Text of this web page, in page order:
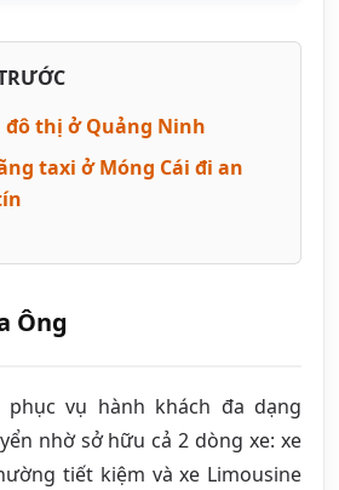
đô thị ở Quảng Ninh
taxi ở Móng Cái đi an
Ông
phục vụ hành khách đa dạng
nhờ sở hữu cả 2 dòng xe: xe
tiết kiệm và xe Limousine